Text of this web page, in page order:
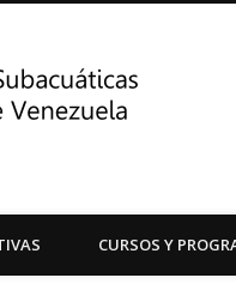
CURSOS Y